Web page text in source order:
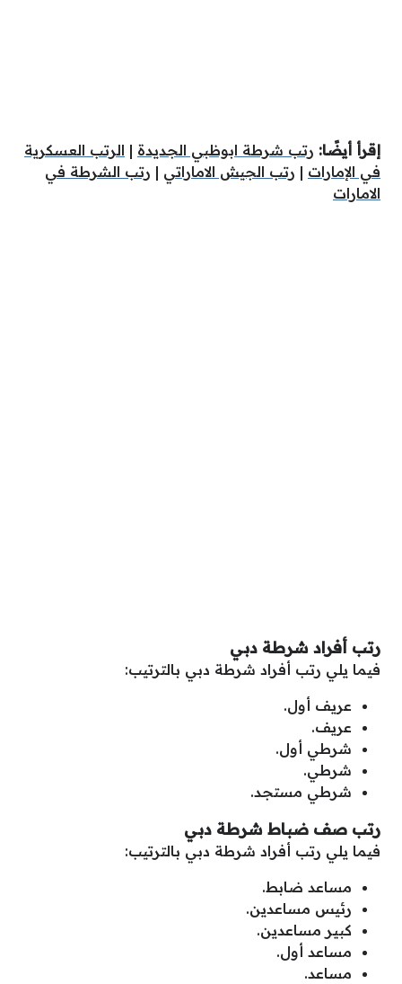
إقرأ أيضًا: رتب شرطة ابوظبي الجديدة | الرتب العسكرية
في الإمارات | رتب الجيش الاماراتي | رتب الشرطة في
الامارات
رتب أفراد شرطة دبي
فيما يلي رتب أفراد شرطة دبي بالترتيب:
عريف أول.
عريف.
شرطي أول.
شرطي.
شرطي مستجد.
رتب صف ضباط شرطة دبي
فيما يلي رتب أفراد شرطة دبي بالترتيب:
مساعد ضابط.
رئيس مساعدين.
كبير مساعدين.
مساعد أول.
مساعد.